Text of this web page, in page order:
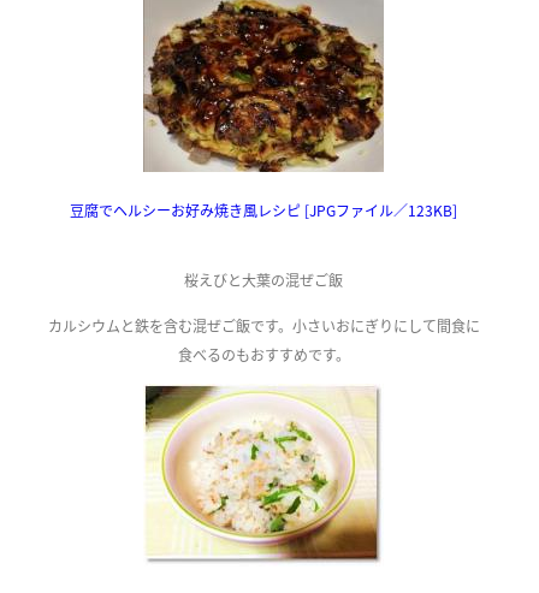
豆腐でヘルシーお好み焼き風レシピ [JPGファイル／123KB]
桜えびと大葉の混ぜご飯
カルシウムと鉄を含む混ぜご飯です。小さいおにぎりにして間食に
食べるのもおすすめです。